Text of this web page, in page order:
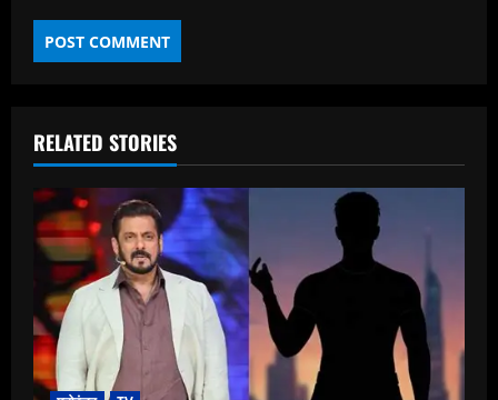
RELATED STORIES